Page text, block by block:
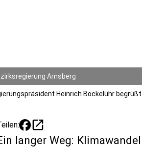
Arnsberg
Heinrich Bockelühr
open_in_new
langer Weg: